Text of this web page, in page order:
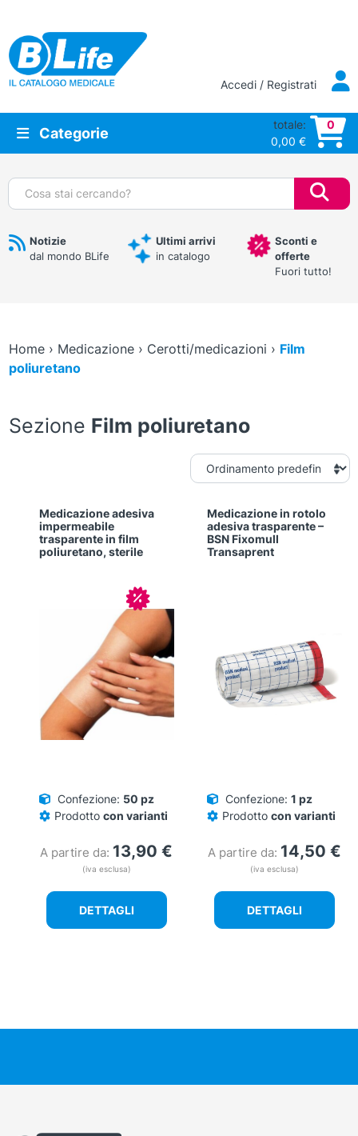
Vai al contenuto principale
Accedi / Registrati
Categorie
totale:
0,00 €
0
Cerca:
Notizie
dal mondo BLife
Ultimi arrivi
in catalogo
Sconti e
offerte
Fuori tutto!
Home› Medicazione› Cerotti/medicazioni › Film
poliuretano
Sezione Film poliuretano
Medicazione adesiva
impermeabile
trasparente in film
poliuretano, sterile
In offerta!
Confezione: 50 pz
Prodotto con varianti
A partire da: 13,90 €
(iva esclusa)
DETTAGLI
Medicazione in rotolo
adesiva trasparente –
BSN Fixomull
Transaprent
Confezione: 1 pz
Prodotto con varianti
A partire da: 14,50 €
(iva esclusa)
DETTAGLI